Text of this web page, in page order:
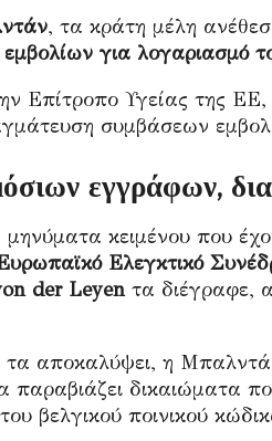
, τα κράτη μέλη
για λογαριασμό
Επίτροπο Υγείας της ΕΕ,
συμβάσεων
εγγράφων,
κειμένου που
Ελεγκτικό
der Leyenτα διέγραφε,
αποκαλύψει, η
παραβιάζει δικαιώματα
βελγικού ποινικού